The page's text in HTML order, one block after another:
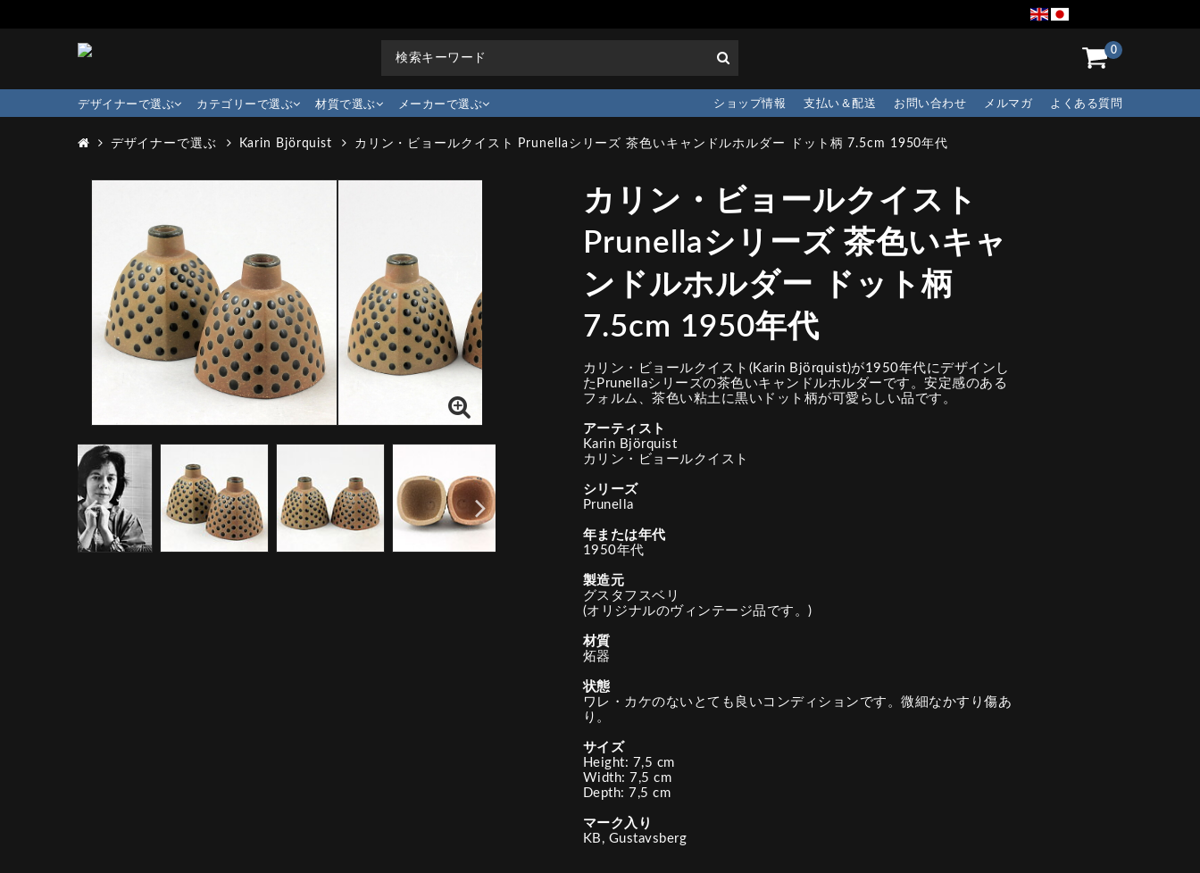
0
デザイナーで選ぶ カテゴリーで選ぶ 材質で選ぶ メーカーで選ぶ よくある質問
メルマガ
お問い合わせ
支払い＆配送
ショップ情報
デザイナーで選ぶ Karin Björquist カリン・ビョールクイスト Prunellaシリーズ 茶色いキャンドルホルダー ドット柄 7.5cm 1950年代
カリン・ビョールクイスト
Prunellaシリーズ 茶色いキャ
ンドルホルダー ドット柄
7.5cm 1950年代
カリン・ビョールクイスト(Karin Björquist)が1950年代にデザインし
たPrunellaシリーズの茶色いキャンドルホルダーです。安定感のある
フォルム、茶色い粘土に黒いドット柄が可愛らしい品です。
アーティスト
Karin Björquist
カリン・ビョールクイスト
シリーズ
Prunella
年または年代
1950年代
製造元
グスタフスベリ
(オリジナルのヴィンテージ品です。)
材質
炻器
状態
ワレ・カケのないとても良いコンディションです。微細なかすり傷あ
り。
サイズ
Height: 7,5 cm
Width: 7,5 cm
Depth: 7,5 cm
マーク入り
KB, Gustavsberg